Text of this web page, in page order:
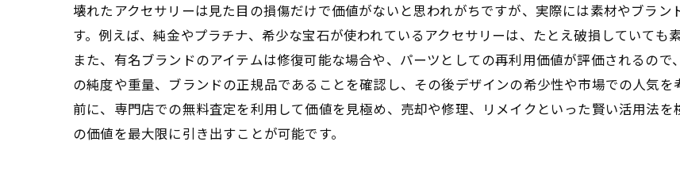
壊れたアクセサリーは見た目の損傷だけで価値がないと思われがちですが、実際には素材やブラ
す。例えば、純金やプラチナ、希少な宝石が使われているアクセサリーは、たとえ破損していても
また、有名ブランドのアイテムは修復可能な場合や、パーツとしての再利用価値が評価されるの
の純度や重量、ブランドの正規品であることを確認し、その後デザインの希少性や市場での人気
前に、専門店での無料査定を利用して価値を見極め、売却や修理、リメイクといった賢い活用法
の価値を最大限に引き出すことが可能です。